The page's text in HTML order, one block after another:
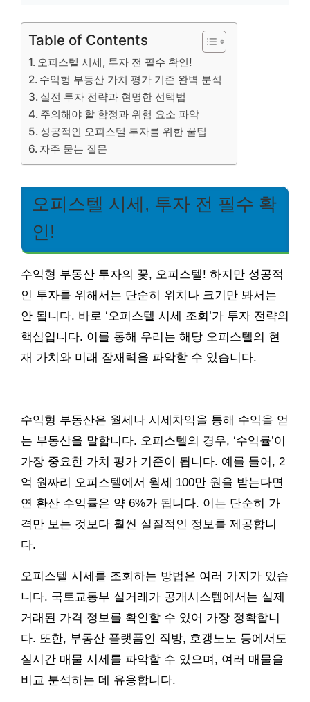
Table of Contents
오피스텔 시세, 투자 전 필수 확인!
수익형 부동산 가치 평가 기준 완벽 분석
실전 투자 전략과 현명한 선택법
주의해야 할 함정과 위험 요소 파악
성공적인 오피스텔 투자를 위한 꿀팁
자주 묻는 질문
오피스텔 시세, 투자 전 필수 확
인!
수익형 부동산 투자의 꽃, 오피스텔! 하지만 성공적
인 투자를 위해서는 단순히 위치나 크기만 봐서는
안 됩니다. 바로 ‘오피스텔 시세 조회’가 투자 전략의
핵심입니다. 이를 통해 우리는 해당 오피스텔의 현
재 가치와 미래 잠재력을 파악할 수 있습니다.
수익형 부동산은 월세나 시세차익을 통해 수익을 얻
는 부동산을 말합니다. 오피스텔의 경우, ‘수익률’이
가장 중요한 가치 평가 기준이 됩니다. 예를 들어, 2
억 원짜리 오피스텔에서 월세 100만 원을 받는다면
연 환산 수익률은 약 6%가 됩니다. 이는 단순히 가
격만 보는 것보다 훨씬 실질적인 정보를 제공합니
다.
오피스텔 시세를 조회하는 방법은 여러 가지가 있습
니다. 국토교통부 실거래가 공개시스템에서는 실제
거래된 가격 정보를 확인할 수 있어 가장 정확합니
다. 또한, 부동산 플랫폼인 직방, 호갱노노 등에서도
실시간 매물 시세를 파악할 수 있으며, 여러 매물을
비교 분석하는 데 유용합니다.